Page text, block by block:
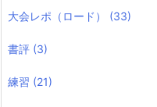
大会レポ（ロード） (33)
書評 (3)
練習 (21)